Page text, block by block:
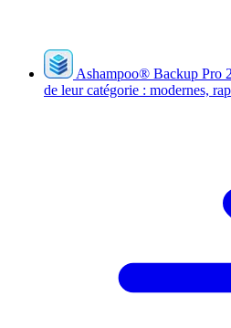
Ashampoo® Backup Pro
de leur catégorie : modernes,